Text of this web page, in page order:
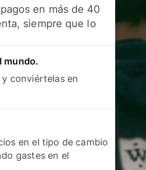
en más de 40
siempre que lo
mundo.
conviértelas en
en el tipo de cambio
gastes en el